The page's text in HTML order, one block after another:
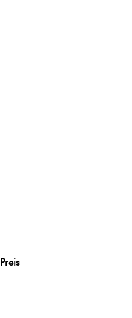
Preis